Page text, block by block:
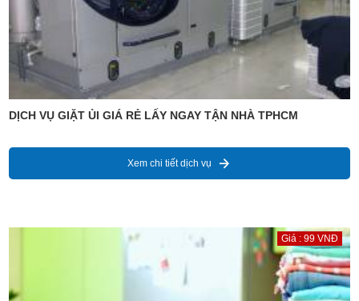
DỊCH VỤ GIẶT ỦI GIÁ RẺ LẤY NGAY TẬN NHÀ TPHCM
Xem chi tiết dịch vụ
Giá : 99 VNĐ